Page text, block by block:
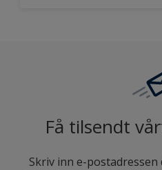
Få tilsendt
Skriv inn e-